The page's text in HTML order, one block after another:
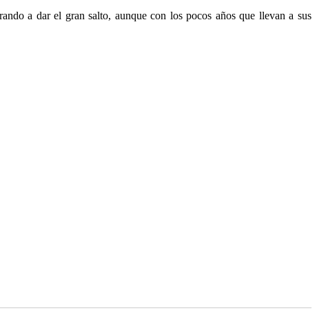
a dar el gran salto, aunque con los pocos años que llevan a sus